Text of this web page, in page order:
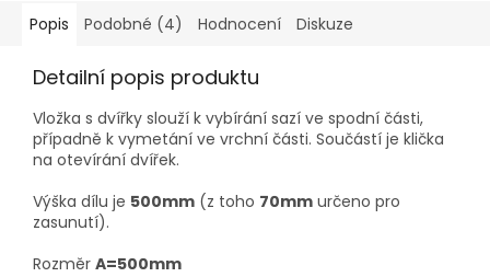
Popis Podobné (4) Hodnocení Diskuze
Detailní popis produktu
Vložka s dvířky slouží k vybírání sazí ve spodní části,
případně k vymetání ve vrchní části. Součástí je klička
na otevírání dvířek.
Výška dílu je 500mm (z toho 70mm určeno pro
zasunutí).
Rozměr A=500mm